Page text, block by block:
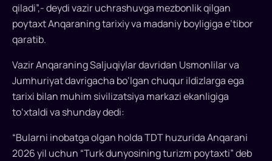
qiladi”,- deydi vazir uchrashuvga mezbonlik qilgan
poytaxt Anqaraning tarixiy va madaniy boyligiga e’tibor
qaratib.
Vazir Anqaraning Saljuqiylar davridan Usmonlilar va
Jumhuriyat davrigacha bo‘lgan chuqur ildizlarga ega
tarixi bilan muhim sivilizatsiya markazi ekanligiga
to‘xtaldi va shunday dedi:
“Bularni inobatga olgan holda TDT huzurida Anqarani
2026 yil uchun “Turk dunyosining turizm poytaxti” deb